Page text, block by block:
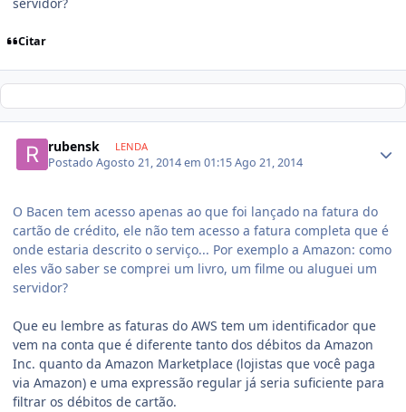
Citar
rubensk LENDA
PostadoAgosto 21, 2014 em 01:15Ago 21, 2014
O Bacen tem acesso apenas ao que foi lançado na fatura do
cartão de crédito, ele não tem acesso a fatura completa que é
onde estaria descrito o serviço... Por exemplo a Amazon: como
eles vão saber se comprei um livro, um filme ou aluguei um
servidor?
Que eu lembre as faturas do AWS tem um identificador que
vem na conta que é diferente tanto dos débitos da Amazon
Inc. quanto da Amazon Marketplace (lojistas que você paga
via Amazon) e uma expressão regular já seria suficiente para
filtrar os débitos de cartão.